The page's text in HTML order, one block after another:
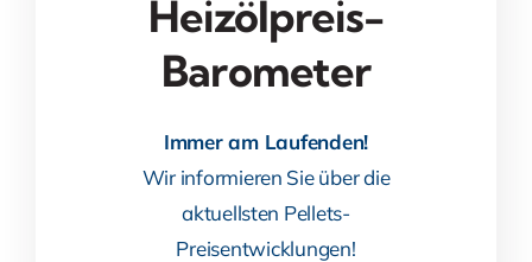
Heizölpreis-
Barometer
Immer am Laufenden!
Wir informieren Sie über die
aktuellsten Pellets-
Preisentwicklungen!